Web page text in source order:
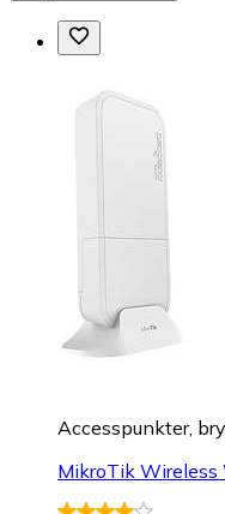
Accesspunkter,
MikroTik